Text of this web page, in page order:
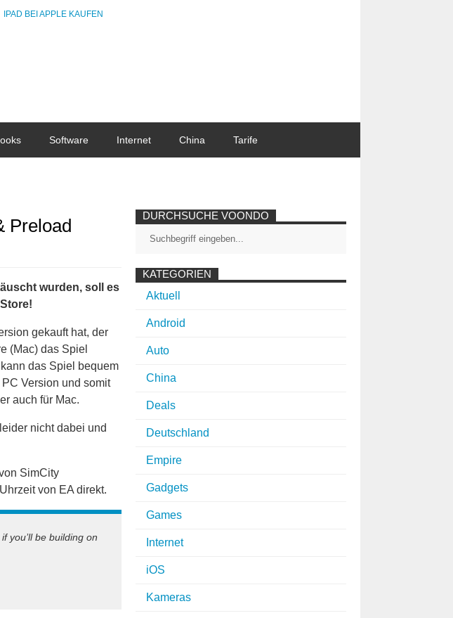
IPAD BEI APPLE KAUFEN
Software Internet China Tarife
Preload
wurden, soll es
gekauft hat, der
(Mac) das Spiel
das Spiel bequem
Version und somit
auch für Mac.
leider nicht dabei und
SimCity
von EA direkt.
you’ll be building on
DURCHSUCHE VOONDO
KATEGORIEN
Aktuell
Android
Auto
China
Deals
Deutschland
Empire
Gadgets
Games
Internet
iOS
Kameras